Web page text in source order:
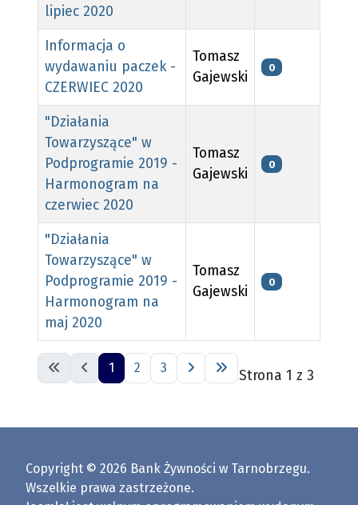
Spis artykułów
lipiec 2020
Informacja o
wydawaniu paczek -
CZERWIEC 2020
Tomasz
Gajewski
0
"Działania
Towarzyszące" w
Podprogramie 2019 -
Harmonogram na
czerwiec 2020
Tomasz
Gajewski
0
"Działania
Towarzyszące" w
Podprogramie 2019 -
Harmonogram na
maj 2020
Tomasz
Gajewski
0
Strona 1 z 3
1 2 3
Copyright © 2026 Bank Żywności w Tarnobrzegu.
Wszelkie prawa zastrzeżone.